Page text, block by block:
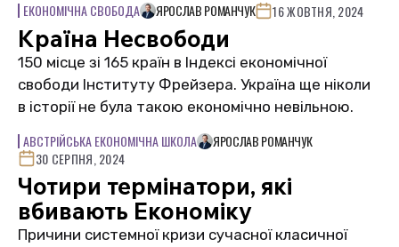
ЕКОНОМІЧНА СВОБОДА ЯРОСЛАВ РОМАНЧУК 16 ЖОВТНЯ, 2024
Країна Несвободи
150 місце зі 165 країн в Індексі економічної
свободи Інституту Фрейзера. Україна ще ніколи
в історії не була такою економічно невільною.
АВСТРІЙСЬКА ЕКОНОМІЧНА ШКОЛА
ЯРОСЛАВ РОМАНЧУК
30 СЕРПНЯ, 2024
Чотири термінатори, які
вбивають Економіку
Причини системної кризи сучасної класичної